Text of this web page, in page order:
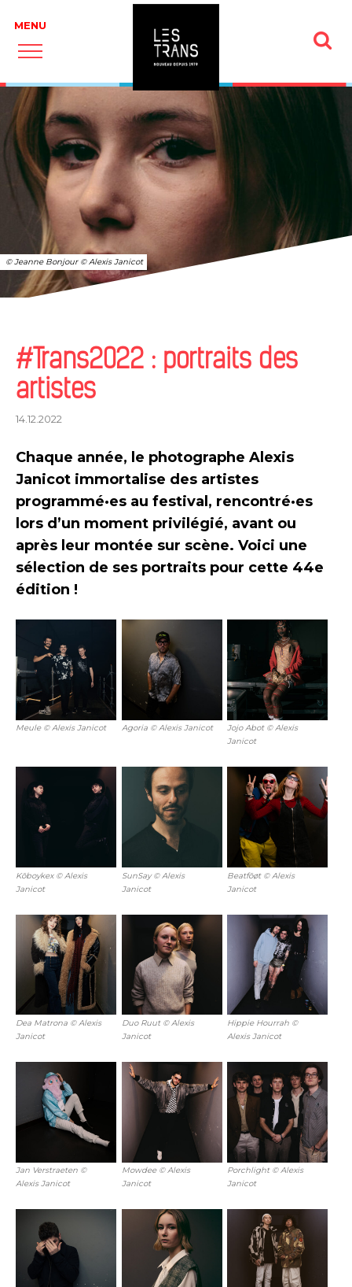
© Jeanne Bonjour © Alexis Janicot
#Trans2022 : portraits des
artistes
14.12.2022
Chaque année, le photographe Alexis
Janicot immortalise des artistes
programmé·es au festival, rencontré·es
lors d’un moment privilégié, avant ou
après leur montée sur scène. Voici une
sélection de ses portraits pour cette 44e
édition !
Meule © Alexis Janicot Agoria © Alexis Janicot
Jojo Abot © Alexis
Janicot
Kōboykex © Alexis
Janicot
SunSay © Alexis
Janicot
Beatfōøt © Alexis
Janicot
Dea Matrona © Alexis
Janicot
Duo Ruut © Alexis
Janicot
Hippie Hourrah ©
Alexis Janicot
Jan Verstraeten ©
Alexis Janicot
Mowdee © Alexis
Janicot
Porchlight © Alexis
Janicot